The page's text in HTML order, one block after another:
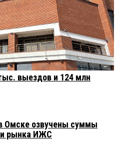
выездов и 124 млн
Омске озвучены суммы
рынка ИЖС